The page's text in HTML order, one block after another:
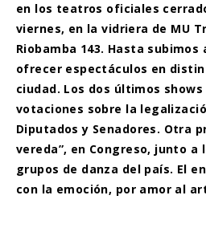
en los teatros oficiales
viernes, en la vidriera de MU
Riobamba 143. Hasta subimos
ofrecer espectáculos en
ciudad. Los dos últimos
votaciones sobre la
Diputados y Senadores. Otra
vereda”, en Congreso, junto a
grupos de danza del país. El
con la emoción, por amor al